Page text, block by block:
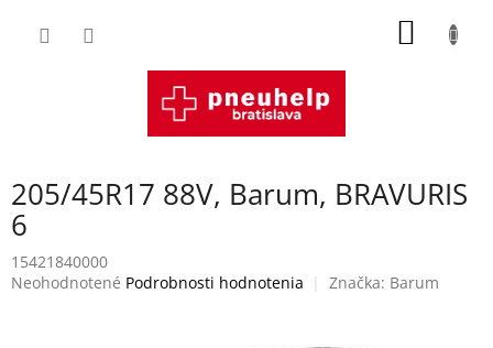
205/45R17 88V, Barum, BRAVURIS
6
15421840000
Priemerné
Neohodnotené Podrobnosti hodnotenia Značka: Barum